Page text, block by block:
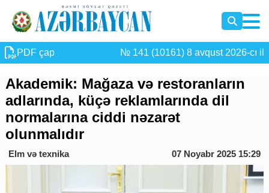
PDF çap № 141 (10161) 8 avqust 2026-cı il
Akademik: Mağaza və restoranların
adlarında, küçə reklamlarında dil
normalarına ciddi nəzarət
olunmalıdır
Elm və texnika 07 Noyabr 2025 15:29